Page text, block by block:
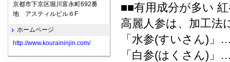
■■有用成分が多い
高麗人参は、加工法
「水参(すいさん)」
「白参(はくさん)
京都市下京区堀川富永町692番
地 アスティルビル６F
ホームページ
http://www.kouraininjin.com/